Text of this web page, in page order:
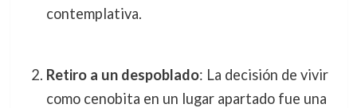
contemplativa.
Retiro a un despoblado: La decisión de vivir
como cenobita en un lugar apartado fue una